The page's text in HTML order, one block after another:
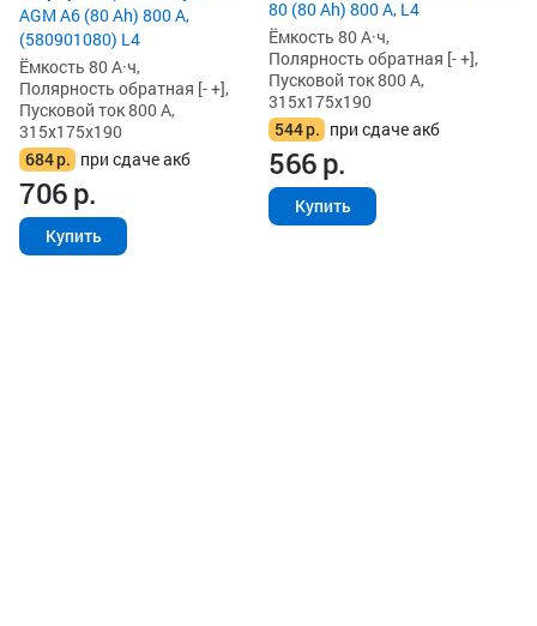
AGM A6 (80 Ah) 800 А,
(580901080) L4
Ёмкость 80 А·ч,
Полярность обратная [- +],
Пусковой ток 800 А,
315x175x190
684р. при сдаче акб
706р.
Купить
80 (80 Ah) 800 А, L4
Ёмкость 80 А·ч,
Полярность обратная [- +],
Пусковой ток 800 А,
315x175x190
544р. при сдаче акб
566р.
Купить